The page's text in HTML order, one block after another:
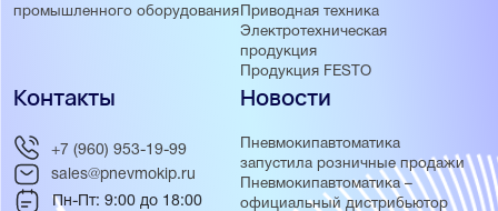
промышленного оборудования Приводная техника
Электротехническая
продукция
Продукция FESTO
Новости
Пневмокипавтоматика
запустила розничные продажи
Пневмокипавтоматика –
официальный дистрибьютор
Контакты
+7 (960) 953-19-99
sales@pnevmokip.ru
Пн-Пт: 9:00 до 18:00